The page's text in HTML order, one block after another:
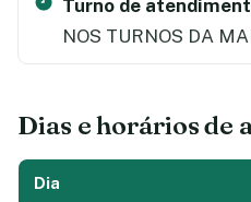
Turno de
NOS TURNOS DA
Dias e horários de
Dia